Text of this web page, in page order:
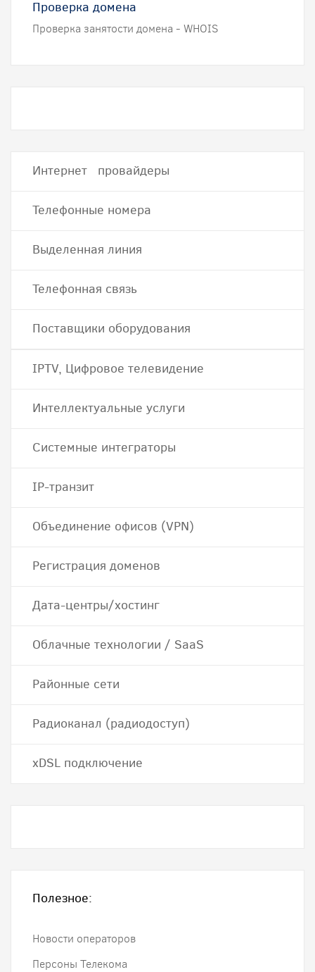
Проверка домена
Проверка занятости домена - WHOIS
Интернет провайдеры
Телефонные номера
Выделенная линия
Телефонная связь
Поставщики оборудования
IPTV, Цифровое телевидение
Интеллектуальные услуги
Системные интеграторы
IP-транзит
Объединение офисов (VPN)
Регистрация доменов
Дата-центры/хостинг
Облачные технологии / SaaS
Районные сети
Радиоканал (радиодоступ)
хDSL подключение
Полезное:
Новости операторов
Персоны Телекома